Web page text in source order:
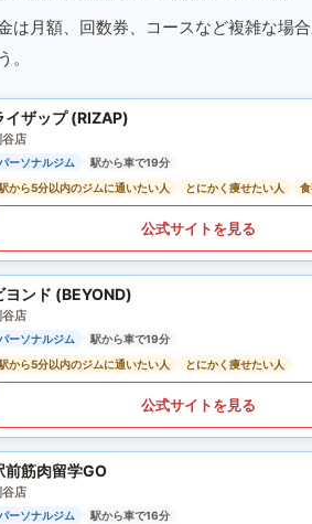
は月額、回数券、コースなど複雑な場
。
イザップ (RIZAP)
店
ーソナルジム
駅から車で19分
から5分以内のジムに通いたい人
とにかく痩せたい人
公式サイトを見る
ヨンド (BEYOND)
店
ーソナルジム
駅から車で19分
から5分以内のジムに通いたい人
とにかく痩せたい人
公式サイトを見る
前筋肉留学GO
店
ーソナルジム
駅から車で16分